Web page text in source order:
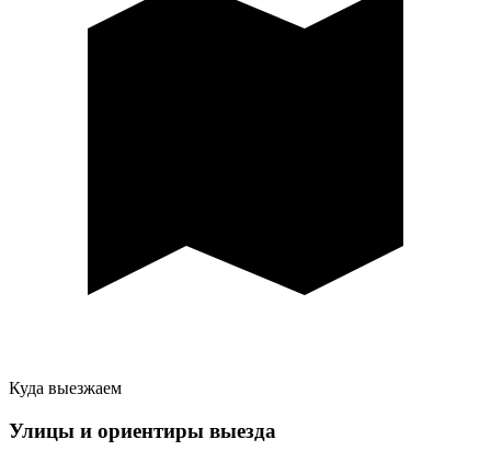
Куда выезжаем
Улицы и ориентиры выезда